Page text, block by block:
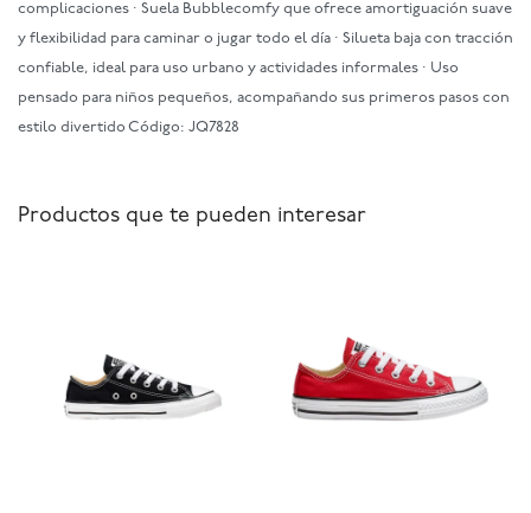
complicaciones · Suela Bubblecomfy que ofrece amortiguación suave
y flexibilidad para caminar o jugar todo el día · Silueta baja con tracción
confiable, ideal para uso urbano y actividades informales · Uso
pensado para niños pequeños, acompañando sus primeros pasos con
estilo divertido Código: JQ7828
Productos que te pueden interesar